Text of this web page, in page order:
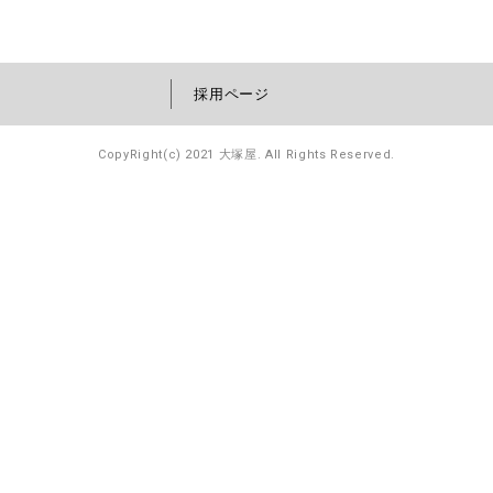
採用ページ
CopyRight(c) 2021 大塚屋. All Rights Reserved.